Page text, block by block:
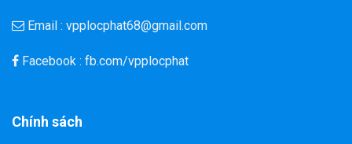
Email : vpplocphat68@gmail.com
Facebook : fb.com/vpplocphat
Chính sách